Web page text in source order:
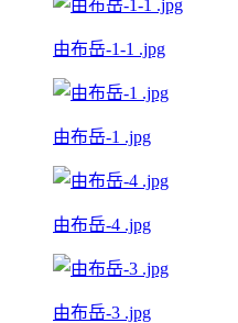
由布岳-1-1 .jpg
由布岳-1 .jpg
由布岳-4 .jpg
由布岳-3 .jpg